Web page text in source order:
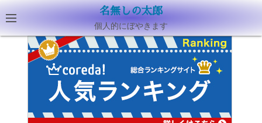
名無しの太郎
個人的にぼやきます